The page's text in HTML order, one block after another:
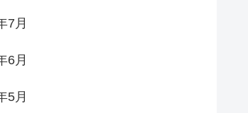
7月
6月
5月